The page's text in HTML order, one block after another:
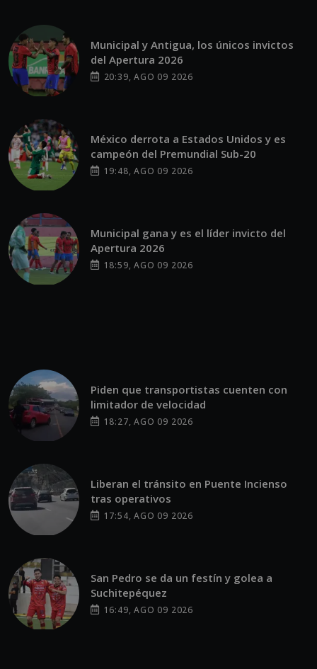
Municipal y Antigua, los únicos invictos
del Apertura 2026
20:39, AGO 09 2026
México derrota a Estados Unidos y es
campeón del Premundial Sub-20
19:48, AGO 09 2026
Municipal gana y es el líder invicto del
Apertura 2026
18:59, AGO 09 2026
Piden que transportistas cuenten con
limitador de velocidad
18:27, AGO 09 2026
Liberan el tránsito en Puente Incienso
tras operativos
17:54, AGO 09 2026
San Pedro se da un festín y golea a
Suchitepéquez
16:49, AGO 09 2026